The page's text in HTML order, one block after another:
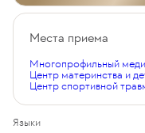
Места приема
Многопрофильный
Центр материнства и
Центр спортивной
Языки